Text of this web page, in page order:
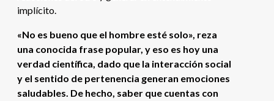
implícito.
«No es bueno que el hombre esté solo», reza
una conocida frase popular, y eso es hoy una
verdad científica, dado que la interacción social
y el sentido de pertenencia generan emociones
saludables. De hecho, saber que cuentas con